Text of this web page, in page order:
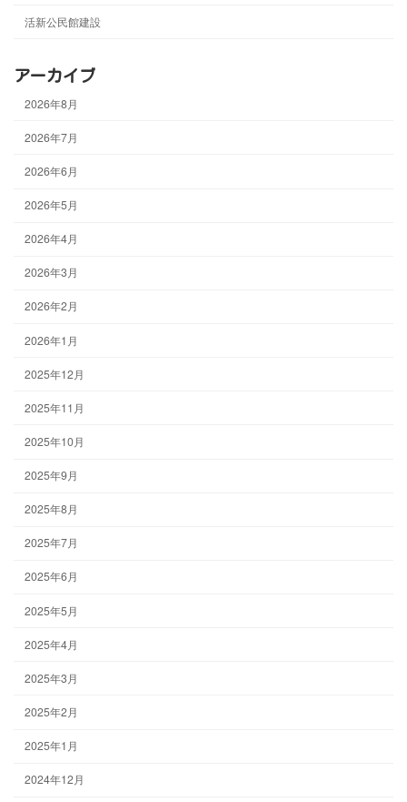
活新公民館建設
アーカイブ
2026年8月
2026年7月
2026年6月
2026年5月
2026年4月
2026年3月
2026年2月
2026年1月
2025年12月
2025年11月
2025年10月
2025年9月
2025年8月
2025年7月
2025年6月
2025年5月
2025年4月
2025年3月
2025年2月
2025年1月
2024年12月